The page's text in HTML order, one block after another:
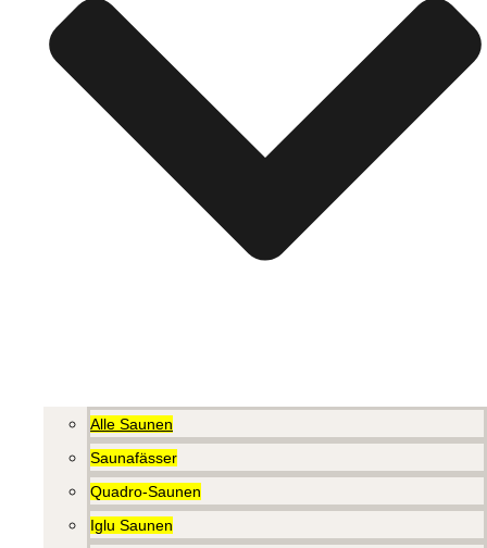
Alle Saunen
Saunafässer
Quadro-Saunen
Iglu Saunen